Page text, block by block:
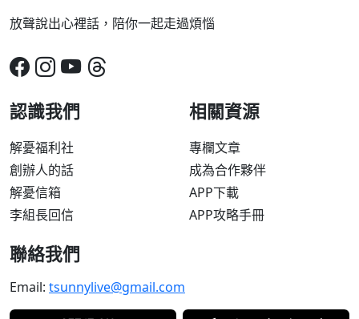
放聲說出心裡話，陪你一起走過煩惱
認識我們
解憂福利社
創辦人的話
解憂信箱
李組長回信
相關資源
專欄文章
成為合作夥伴
APP下載
APP攻略手冊
聯絡我們
Email: tsunnylive@gmail.com